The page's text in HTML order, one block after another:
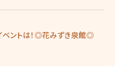
ベントは！◎花みずき泉館◎